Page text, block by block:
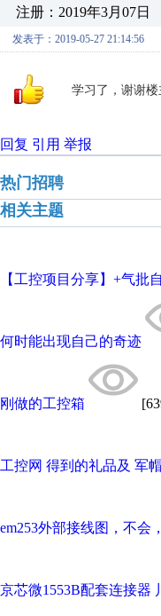
注册：2019年3月07日
发表于：2019-05-27 21:14:56
学习了，谢谢楼
回复 引用 举报
热门招聘
相关主题
【工控项目分享】+气批
何时能出现自己的奇迹
刚做的工控箱
工控网 得到的礼品及 军
em253外部接线图，不会
京芯微1553B配套连接器